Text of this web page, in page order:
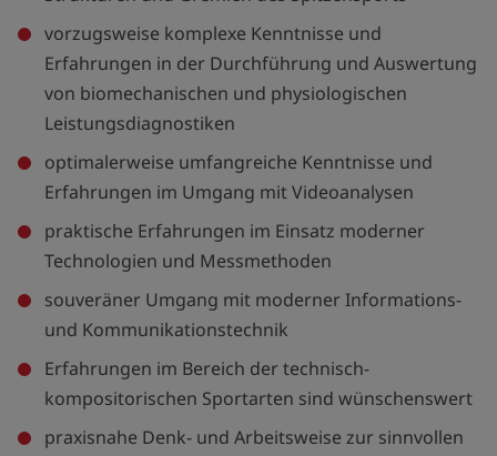
vorzugsweise komplexe Kenntnisse und
Erfahrungen in der Durchführung und Auswertung
von biomechanischen und physiologischen
Leistungsdiagnostiken
optimalerweise umfangreiche Kenntnisse und
Erfahrungen im Umgang mit Videoanalysen
praktische Erfahrungen im Einsatz moderner
Technologien und Messmethoden
souveräner Umgang mit moderner Informations-
und Kommunikationstechnik
Erfahrungen im Bereich der technisch-
kompositorischen Sportarten sind wünschenswert
praxisnahe Denk- und Arbeitsweise zur sinnvollen